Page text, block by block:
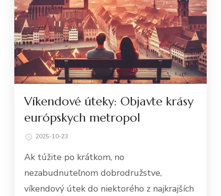
Víkendové úteky: Objavte krásy
európskych metropol
2025-10-23
Ak túžite po krátkom, no
nezabudnuteľnom dobrodružstve,
víkendový útek do niektorého z najkrajších